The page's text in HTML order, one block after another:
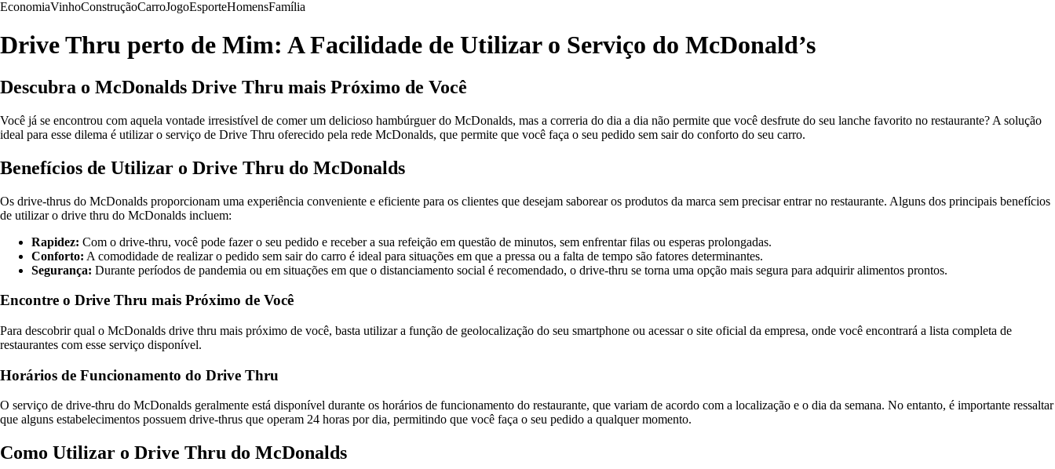
EconomiaVinhoConstruçãoCarroJogoEsporteHomensFamília
Drive Thru perto de Mim: A Facilidade de Utilizar o Serviço do McDonald’s
Descubra o McDonalds Drive Thru mais Próximo de Você
Você já se encontrou com aquela vontade irresistível de comer um delicioso hambúrguer do McDonalds, mas a correria do dia a dia não permite que você desfrute do seu lanche favorito no restaurante? A solução
ideal para esse dilema é utilizar o serviço de Drive Thru oferecido pela rede McDonalds, que permite que você faça o seu pedido sem sair do conforto do seu carro.
Benefícios de Utilizar o Drive Thru do McDonalds
Os drive-thrus do McDonalds proporcionam uma experiência conveniente e eficiente para os clientes que desejam saborear os produtos da marca sem precisar entrar no restaurante. Alguns dos principais benefícios
de utilizar o drive thru do McDonalds incluem:
Rapidez: Com o drive-thru, você pode fazer o seu pedido e receber a sua refeição em questão de minutos, sem enfrentar filas ou esperas prolongadas.
Conforto: A comodidade de realizar o pedido sem sair do carro é ideal para situações em que a pressa ou a falta de tempo são fatores determinantes.
Segurança: Durante períodos de pandemia ou em situações em que o distanciamento social é recomendado, o drive-thru se torna uma opção mais segura para adquirir alimentos prontos.
Encontre o Drive Thru mais Próximo de Você
Para descobrir qual o McDonalds drive thru mais próximo de você, basta utilizar a função de geolocalização do seu smartphone ou acessar o site oficial da empresa, onde você encontrará a lista completa de
restaurantes com esse serviço disponível.
Horários de Funcionamento do Drive Thru
O serviço de drive-thru do McDonalds geralmente está disponível durante os horários de funcionamento do restaurante, que variam de acordo com a localização e o dia da semana. No entanto, é importante ressaltar
que alguns estabelecimentos possuem drive-thrus que operam 24 horas por dia, permitindo que você faça o seu pedido a qualquer momento.
Como Utilizar o Drive Thru do McDonalds